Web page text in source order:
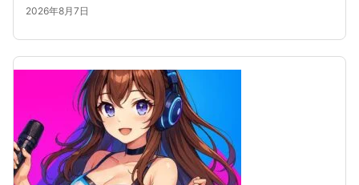
2026年8月7日